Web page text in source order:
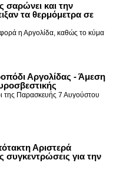
σαρώνει και την
τα θερμόμετρα σε
φορά η Αργολίδα, καθώς το κύμα
Αργολίδας - Άμεση
της Παρασκευής 7 Αυγούστου
Αριστερά
συγκεντρώσεις για την